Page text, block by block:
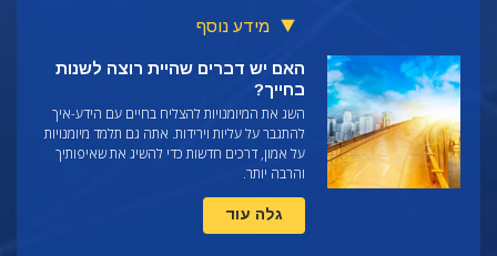
מידע נוסף
האם יש דברים שהיית רוצה לשנות
בחייך?
השג את המיומנויות להצליח בחיים עם הידע-איך
להתגבר על עליות וירידות. אתה גם תלמד מיומנויות
על אמון, דרכים חדשות כדי להשיג את שאיפותיך
והרבה יותר.
גלה עוד